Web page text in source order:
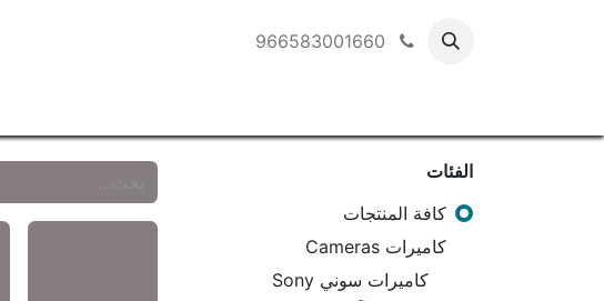
الفئات
كافة المنتجات
كاميرات Cameras
كاميرات سوني Sony